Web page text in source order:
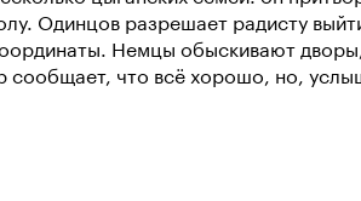
Одинцов разрешает радисту
Немцы обыскивают
сообщает, что всё хорошо, но,